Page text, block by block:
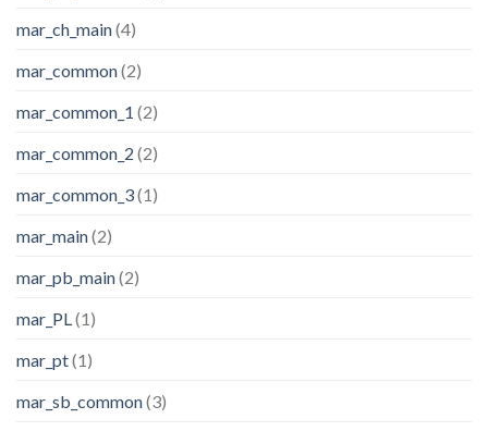
mar_ch_main(4)
mar_common(2)
mar_common_1 (2)
mar_common_2 (2)
mar_common_3(1)
mar_main(2)
mar_pb_main(2)
mar_PL(1)
mar_pt(1)
mar_sb_common(3)